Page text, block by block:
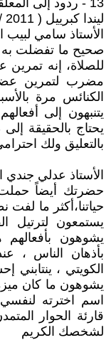
13 - ردود إلى المعلقين الكرام
ليندا كبرييل ( 2011 / 11 / 9 - 04:36 )
الأستاذ سامي لبيب
صحيح ما تفضلت به
للصلاة، إنه تمرين
مضرب لتمرين
الكنائس مرة
يتنبهون إلى
يحتاج بالحقيقة
بالتعليق ولك
الأستاذ عدلي جندي
حضرتك أيضاً حملت
حياتنا،أكثر ما
يستمعون لترتيل
يشوهون
بأذهان الناس ،
الكويتي ،
يشوهون ما كان
اسم اخترته
قارئة الحوار
لشخصك الكريم